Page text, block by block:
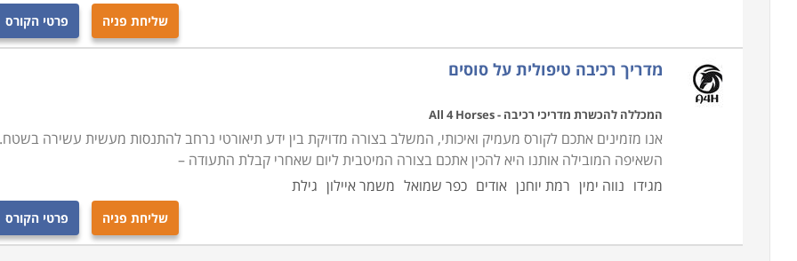
שליחת פניה פרטי הקורס
מדריך רכיבה טיפולית על סוסים
המכללה להכשרת מדריכי רכיבה - All 4 Horses
אנו מזמינים אתכם לקורס מעמיק ואיכותי, המשלב בצורה מדויקת בין ידע תיאורטי נרחב להתנסות מעשית עשירה
השאיפה המובילה אותנו היא להכין אתכם בצורה המיטבית ליום שאחרי קבלת התעודה –
מגידו נווה ימין רמת יוחנן אודים כפר שמואל משמר איילון גילת
שליחת פניה פרטי הקורס